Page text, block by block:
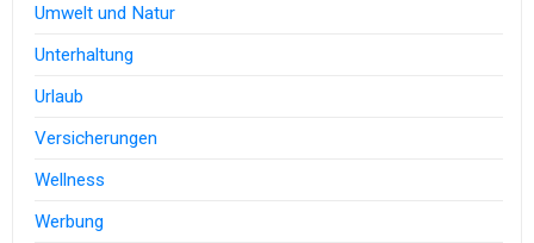
Umwelt und Natur
Unterhaltung
Urlaub
Versicherungen
Wellness
Werbung